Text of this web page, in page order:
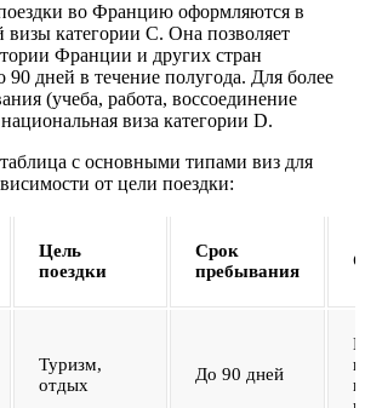
во Францию оформляются в
визы категории C. Она позволяет
Франции и других стран
дней в течение полугода. Для более
(учеба, работа, воссоединение
виза категории D.
с основными типами виз для
от цели поездки:
Цель
поездки
Срок
пребывания
Туризм,
отдых
До 90 дней